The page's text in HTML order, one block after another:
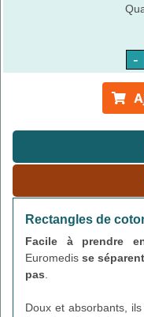
-
Rectangles de
Facile à prendre
Euromedis se
pas.
Doux et absorbants,